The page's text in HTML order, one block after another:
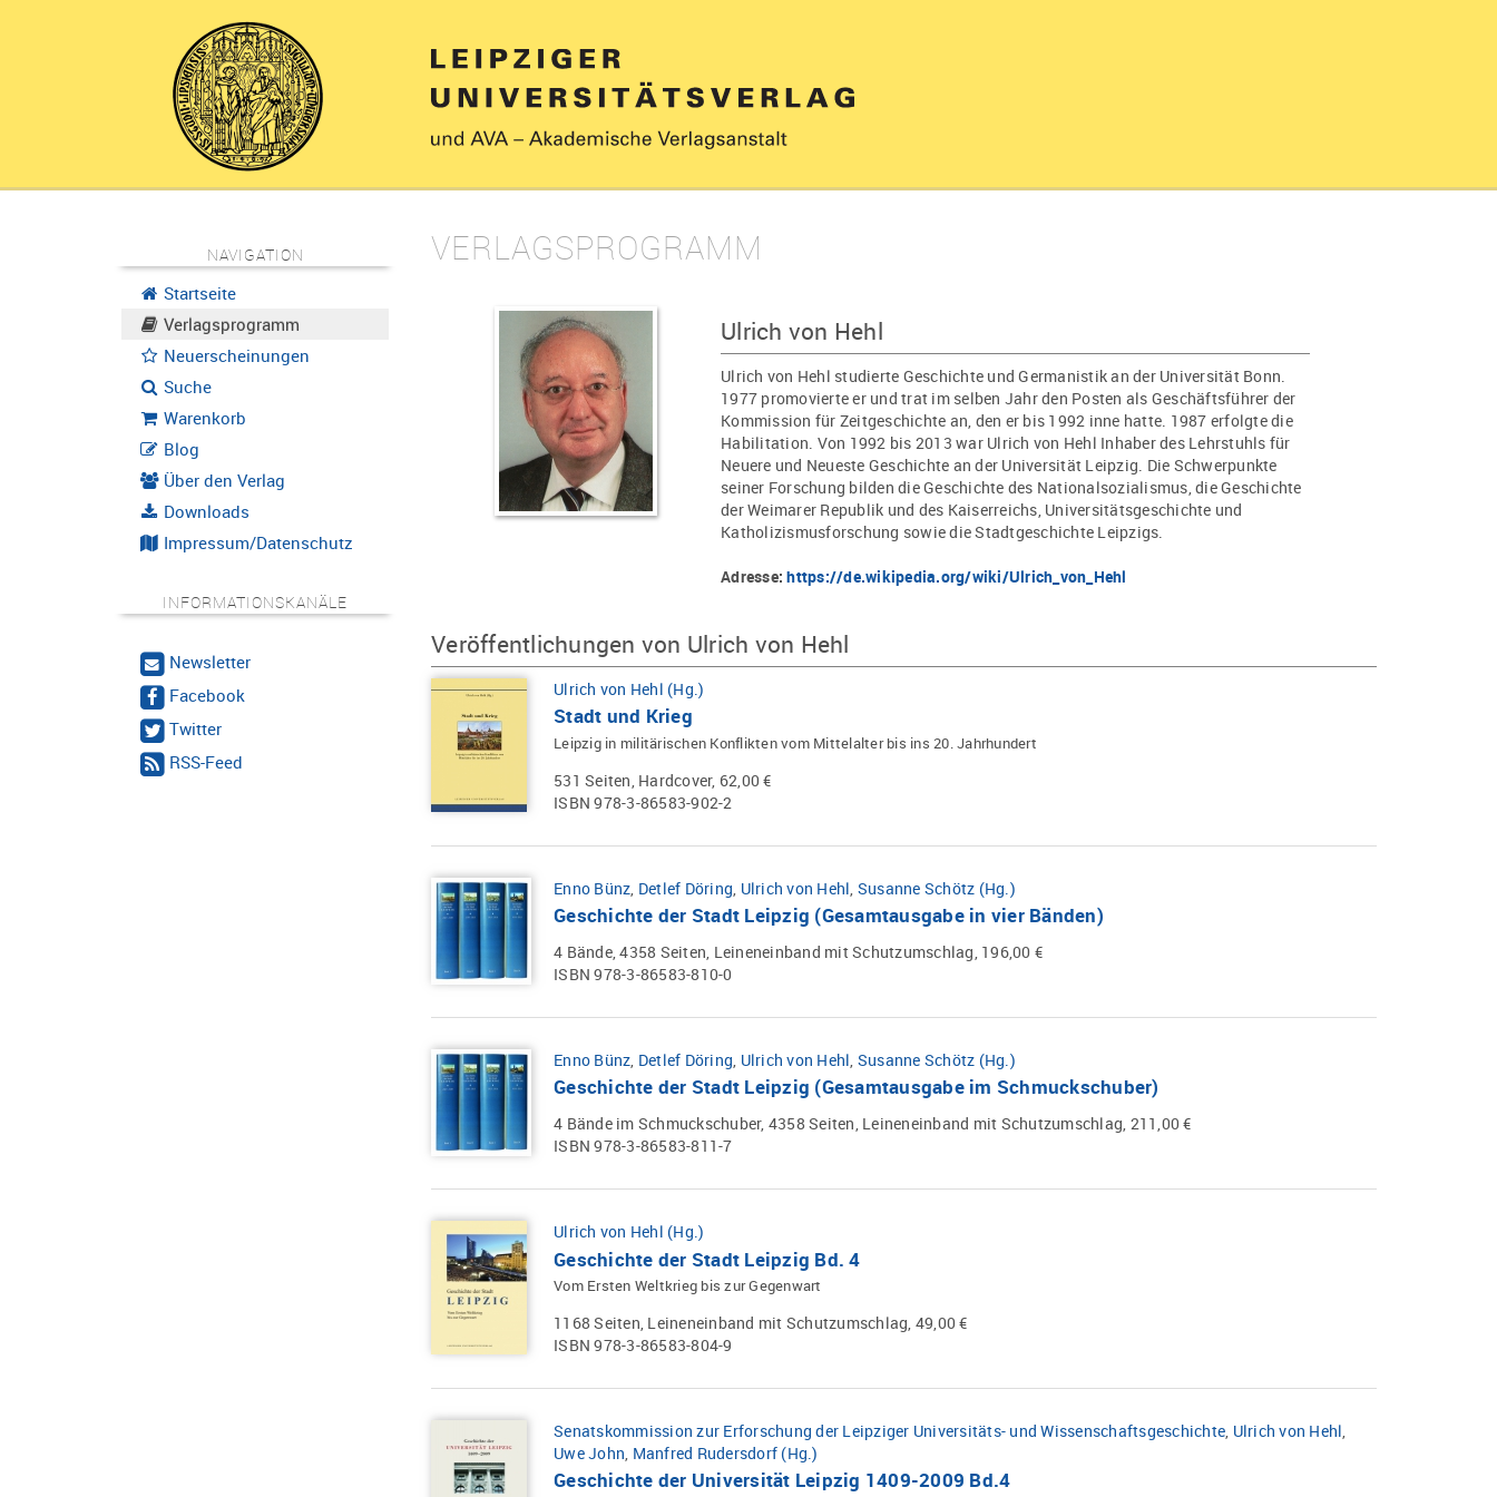
NAVIGATION
Startseite
Verlagsprogramm
Neuerscheinungen
Suche
Warenkorb
Blog
Über den Verlag
Downloads
Impressum/Datenschutz
INFORMATIONSKANÄLE
Newsletter
Facebook
Twitter
RSS-Feed
VERLAGSPROGRAMM
Ulrich von Hehl
Ulrich von Hehl studierte Geschichte und Germanistik an der Universität Bonn.
1977 promovierte er und trat im selben Jahr den Posten als Geschäftsführer der
Kommission für Zeitgeschichte an, den er bis 1992 inne hatte. 1987 erfolgte die
Habilitation. Von 1992 bis 2013 war Ulrich von Hehl Inhaber des Lehrstuhls für
Neuere und Neueste Geschichte an der Universität Leipzig. Die Schwerpunkte
seiner Forschung bilden die Geschichte des Nationalsozialismus, die Geschichte
der Weimarer Republik und des Kaiserreichs, Universitätsgeschichte und
Katholizismusforschung sowie die Stadtgeschichte Leipzigs.
Adresse:https://de.wikipedia.org/wiki/Ulrich_von_Hehl
Veröffentlichungen von Ulrich von Hehl
Ulrich von Hehl (Hg.)
Stadt und Krieg
Leipzig in militärischen Konflikten vom Mittelalter bis ins 20. Jahrhundert
531 Seiten, Hardcover, 62,00 €
ISBN 978-3-86583-902-2
Enno Bünz Detlef Döring Ulrich von Hehl Susanne Schötz (Hg.)
Geschichte der Stadt Leipzig (Gesamtausgabe in vier Bänden)
4 Bände, 4358 Seiten, Leineneinband mit Schutzumschlag, 196,00 €
ISBN 978-3-86583-810-0
Enno Bünz, Detlef Döring, Ulrich von Hehl, Susanne Schötz (Hg.)
Geschichte der Stadt Leipzig (Gesamtausgabe im Schmuckschuber)
4 Bände im Schmuckschuber, 4358 Seiten, Leineneinband mit Schutzumschlag, 211,00 €
ISBN 978-3-86583-811-7
Ulrich von Hehl (Hg.)
Geschichte der Stadt Leipzig Bd. 4
Vom Ersten Weltkrieg bis zur Gegenwart
1168 Seiten, Leineneinband mit Schutzumschlag, 49,00 €
ISBN 978-3-86583-804-9
Senatskommission zur Erforschung der Leipziger Universitäts- und Wissenschaftsgeschichte, Ulrich von Hehl,
Uwe John, Manfred Rudersdorf (Hg.)
Geschichte der Universität Leipzig 1409-2009 Bd.4